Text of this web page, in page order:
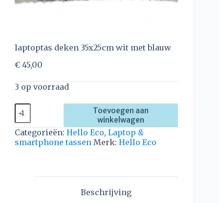
laptoptas deken 35x25cm wit met blauw
€ 45,00
3 op voorraad
Toevoegen aan
winkelwagen
Categorieën: Hello Eco, Laptop &
smartphone tassen Merk: Hello Eco
Beschrijving